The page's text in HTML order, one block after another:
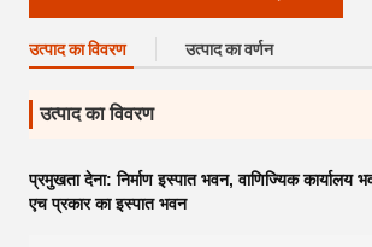
उत्पाद का विवरण उत्पाद का वर्णन
उत्पाद का विवरण
प्रमुखता देना:निर्माण इस्पात भवन,वाणिज्यिक कार्यालय
एच प्रकार का इस्पात भवन